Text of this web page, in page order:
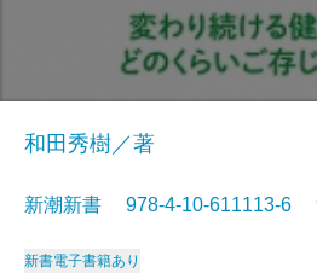
和田秀樹／著
新潮新書 978-4-10-611113-6
新書電子書籍あり